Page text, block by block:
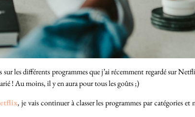
les différents programmes que j’ai récemment regardé sur
! Au moins, il y en aura pour tous les goûts ;)
, je vais continuer à classer les programmes par catégories